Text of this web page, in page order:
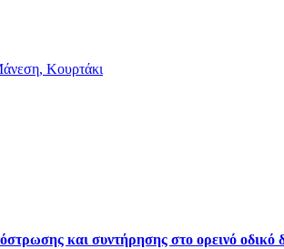
Κουρτάκι
και συντήρησης στο ορεινό οδικό